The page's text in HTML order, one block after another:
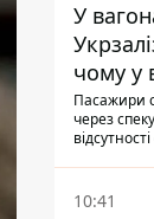
У
чому у
час
Пасажири
через
10:41